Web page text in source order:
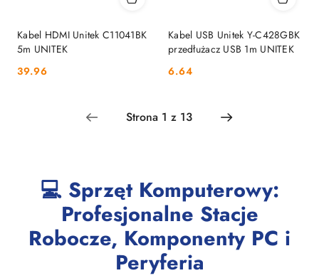
Kabel HDMI Unitek C11041BK
5m UNITEK
Cena:
39.96
Kabel USB Unitek Y-C428GBK
przedłużacz USB 1m UNITEK
Cena:
6.64
💻 Sprzęt Komputerowy:
Profesjonalne Stacje
Robocze, Komponenty PC i
Peryferia